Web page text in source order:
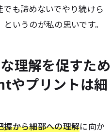
も諦めないでやり続けら
いうのが私の思いです。
理解を促すため
やプリントは細
握から細部への理解に向か